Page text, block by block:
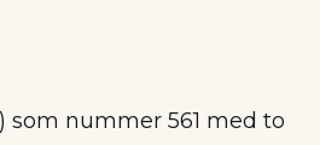
som nummer 561 med to